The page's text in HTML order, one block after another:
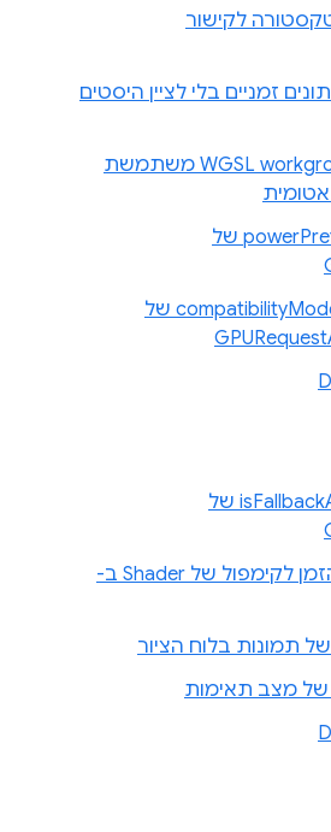
לקישור
זמניים בלי לציין היסטים
WGSL workgroupUniformLoad משתמשת
המאפיין powerPreference של
הסרת המאפיין compatibilityMode של
המאפיין isFallbackAdapter של
שיפורים במשך הזמן לקימפול של Shader ב-
תמונות בלוח הציור
מצב תאימות